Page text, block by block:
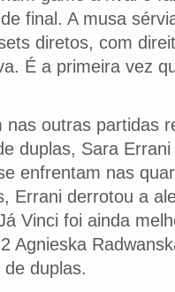
final. A musa
diretos, com
É a primeira vez
nas outras partidas
duplas, Sara
enfrentam nas
Errani derrotou a
Vinci foi ainda
Agnieska
duplas.